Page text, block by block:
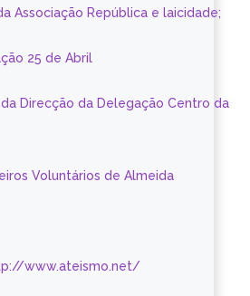
Associação República e laicidade;
25 de Abril
Direcção da Delegação Centro da
Voluntários de Almeida
www.ateismo.net/